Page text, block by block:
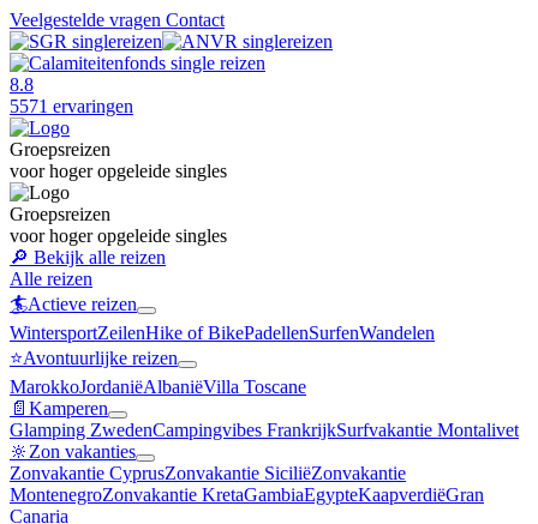
Veelgestelde vragen Contact
8.8
5571 ervaringen
Groepsreizen
voor hoger opgeleide singles
Groepsreizen
voor hoger opgeleide singles
🔎 Bekijk alle reizen
Alle reizen
🏄Actieve reizen
WintersportZeilenHike of BikePadellenSurfenWandelen
⭐️Avontuurlijke reizen
MarokkoJordaniëAlbaniëVilla Toscane
📄 Kamperen
Glamping ZwedenCampingvibes FrankrijkSurfvakantie Montalivet
🔆 Zon vakanties
Zonvakantie CyprusZonvakantie SiciliëZonvakantie
MontenegroZonvakantie KretaGambiaEgypteKaapverdiëGran
Canaria